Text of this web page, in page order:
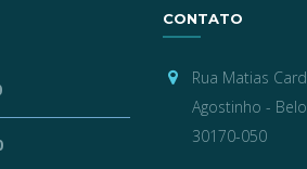
CONTATO
Rua Matias
Agostinho -
30170-050